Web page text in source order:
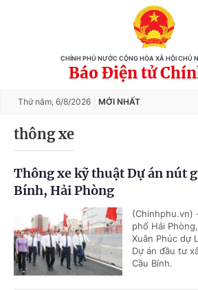
CHÍNH PHỦ NƯỚC CỘNG HÒA XÃ HỘI CHỦ
Báo Điện tử
Thứ năm, 6/8/2026 MỚI NHẤT
thông xe
Thông xe kỹ thuật Dự án nút
Bính, Hải Phòng
(Chinhphu.vn)
phố Hải
Xuân Phúc dự
Dự án đầu tư
Cầu Bính.